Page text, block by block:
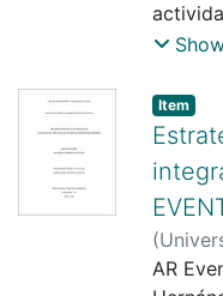
la
con
el
La
Item
(
AR